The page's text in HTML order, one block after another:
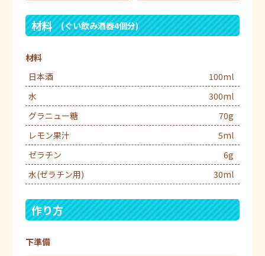
材料 (ぐい飲み酒器4個分)
材料
日本酒
100ml
水
300ml
グラニュー糖
70g
レモン果汁
5ml
ゼラチン
6g
水(ゼラチン用)
30ml
作り方
下準備